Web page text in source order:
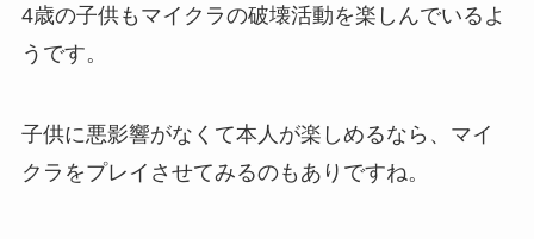
4歳の子供もマイクラの破壊活動を楽しんでいるよ
うです。
子供に悪影響がなくて本人が楽しめるなら、マイ
クラをプレイさせてみるのもありですね。